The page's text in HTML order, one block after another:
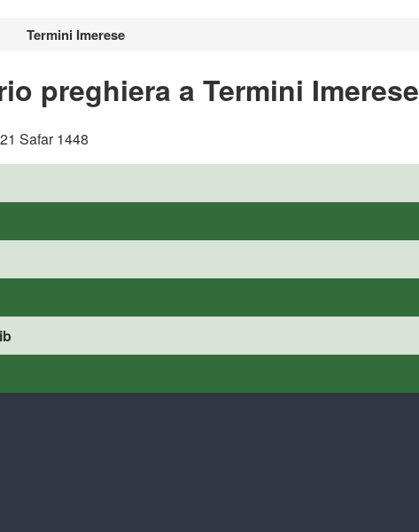
Termini Imerese
preghiera a Termini Imerese
Safar 1448